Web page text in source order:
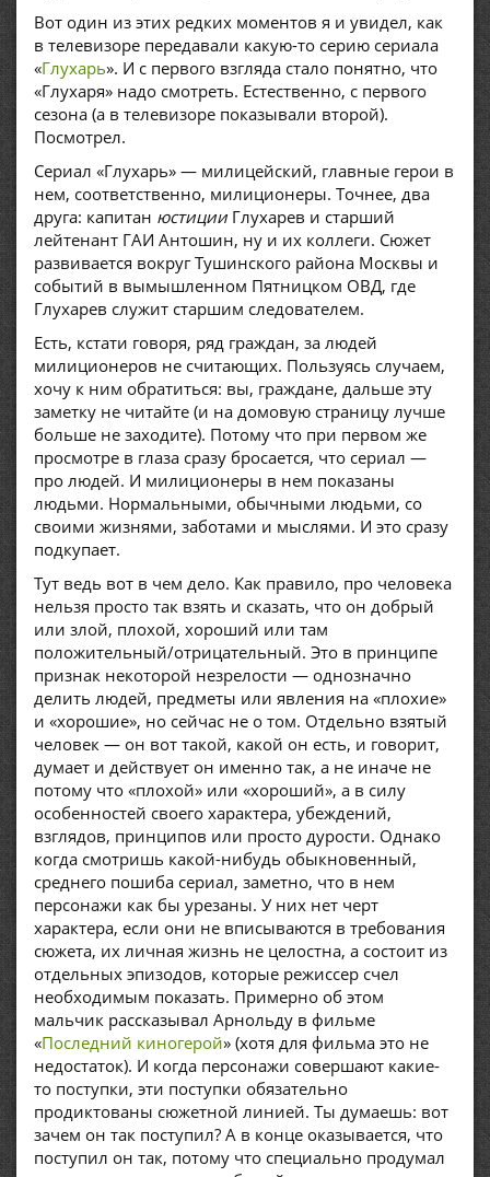
Вот один из этих редких моментов я и увидел, как
в телевизоре передавали какую-то серию сериала
«Глухарь». И с первого взгляда стало понятно, что
«Глухаря» надо смотреть. Естественно, с первого
сезона (а в телевизоре показывали второй).
Посмотрел.
Сериал «Глухарь» — милицейский, главные герои в
нем, соответственно, милиционеры. Точнее, два
друга: капитан юстицииГлухарев и старший
лейтенант ГАИ Антошин, ну и их коллеги. Сюжет
развивается вокруг Тушинского района Москвы и
событий в вымышленном Пятницком ОВД, где
Глухарев служит старшим следователем.
Есть, кстати говоря, ряд граждан, за людей
милиционеров не считающих. Пользуясь случаем,
хочу к ним обратиться: вы, граждане, дальше эту
заметку не читайте (и на домовую страницу лучше
больше не заходите). Потому что при первом же
просмотре в глаза сразу бросается, что сериал —
про людей. И милиционеры в нем показаны
людьми. Нормальными, обычными людьми, со
своими жизнями, заботами и мыслями. И это сразу
подкупает.
Тут ведь вот в чем дело. Как правило, про человека
нельзя просто так взять и сказать, что он добрый
или злой, плохой, хороший или там
положительный/отрицательный. Это в принципе
признак некоторой незрелости — однозначно
делить людей, предметы или явления на «плохие»
и «хорошие», но сейчас не о том. Отдельно взятый
человек — он вот такой, какой он есть, и говорит,
думает и действует он именно так, а не иначе не
потому что «плохой» или «хороший», а в силу
особенностей своего характера, убеждений,
взглядов, принципов или просто дурости. Однако
когда смотришь какой-нибудь обыкновенный,
среднего пошиба сериал, заметно, что в нем
персонажи как бы урезаны. У них нет черт
характера, если они не вписываются в требования
сюжета, их личная жизнь не целостна, а состоит из
отдельных эпизодов, которые режиссер счел
необходимым показать. Примерно об этом
мальчик рассказывал Арнольду в фильме
«Последний киногерой» (хотя для фильма это не
недостаток). И когда персонажи совершают какие-
то поступки, эти поступки обязательно
продиктованы сюжетной линией. Ты думаешь: вот
зачем он так поступил? А в конце оказывается, что
поступил он так, потому что специально продумал